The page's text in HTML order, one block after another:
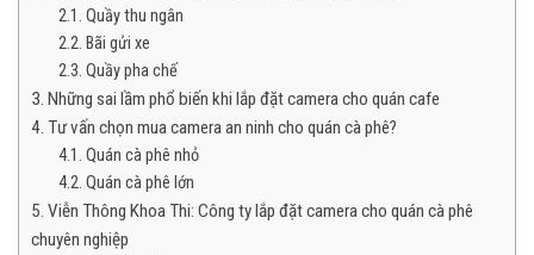
Quầy thu ngân
Bãi gửi xe
Quầy pha chế
Những sai lầm phổ biến khi lắp đặt camera cho quán cafe
Tư vấn chọn mua camera an ninh cho quán cà phê?
Quán cà phê nhỏ
Quán cà phê lớn
Viễn Thông Khoa Thi: Công ty lắp đặt camera cho quán cà phê
chuyên nghiệp